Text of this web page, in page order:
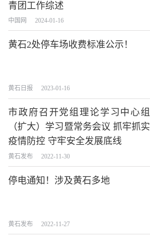
青团工作综述
中国网 2024-01-16
黄石2处停车场收费标准公示！
黄石日报 2023-01-16
市政府召开党组理论学习中心组
（扩大）学习暨常务会议 抓牢抓实
疫情防控 守牢安全发展底线
黄石发布 2022-11-30
停电通知！涉及黄石多地
黄石发布 2022-11-27